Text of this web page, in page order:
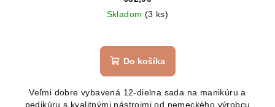
Skladom (3 ks)
hodnotenie
produktu
z
Do košíka
Veľmi dobre vybavená 12-dielna sada na manikúru a
pedikúru s kvalitnými nástrojmi od nemeckého výrobcu